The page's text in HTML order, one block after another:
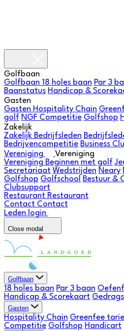
Golfbaan
Golfbaan 18 holes baan Par 3
Baanstatus Handicap &
Gasten
Gasten Hospitality Chain
golf NGF Competitie Golfshop
Zakelijk
Zakelijk Bedrijfsleden
Bedrijvencompetitie Business
Vereniging
Vereniging
Vereniging Beginnen met golf
Secretariaat Wedstrijden Neary
Golfshop Golfschool Bestuur &
Clubsupport
Restaurant Restaurant
Contact Contact
Leden login
Close modal
Golfbaan
18 holes baan Par 3 baan
Handicap & Scorekaart
Gasten
Hospitality Chain Greenfee
Competitie Golfshop Handicart